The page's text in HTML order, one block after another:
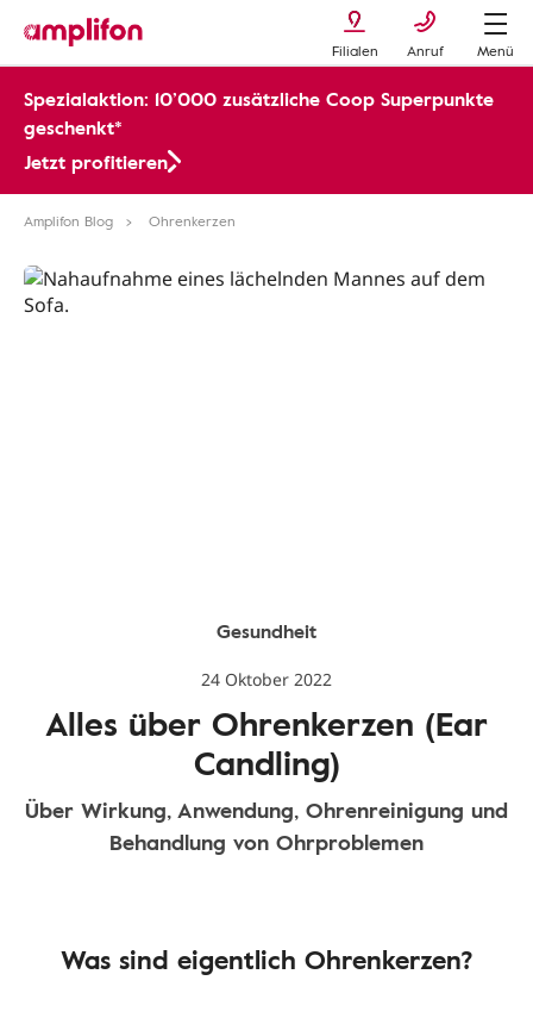
Filialen Anruf Menü
Spezialaktion: 10’000 zusätzliche Coop Superpunkte
geschenkt*
Jetzt profitieren
Amplifon Blog Ohrenkerzen
Gesundheit
24 Oktober 2022
Alles über Ohrenkerzen (Ear
Candling)
Über Wirkung, Anwendung, Ohrenreinigung und
Behandlung von Ohrproblemen
Was sind eigentlich Ohrenkerzen?